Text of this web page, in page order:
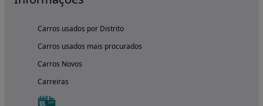
Carros usados por Distrito
Carros usados mais procurados
Carros Novos
Carreiras